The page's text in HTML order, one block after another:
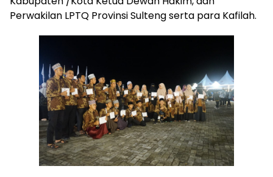
Perwakilan LPTQ Provinsi Sulteng serta para Kafilah.